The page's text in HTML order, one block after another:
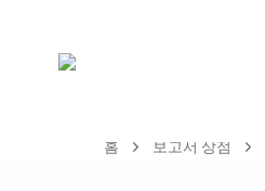
홈 보고서 상점